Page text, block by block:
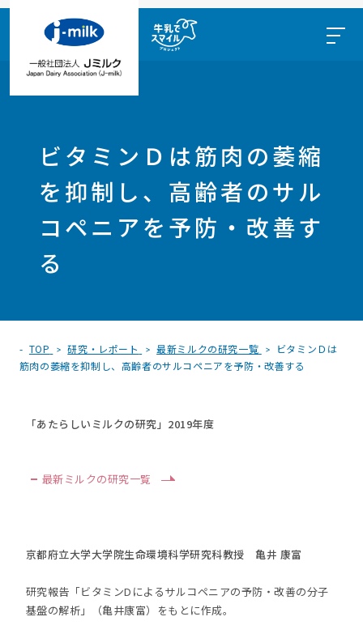
ビタミンＤは筋肉の萎縮
を抑制し、高齢者のサル
コペニアを予防・改善す
る
TOP 研究・レポート 最新ミルクの研究一覧
ビタミンＤは
筋肉の萎縮を抑制し、高齢者のサルコペニアを予防・改善する
「あたらしいミルクの研究」2019年度
最新ミルクの研究一覧
京都府立大学大学院生命環境科学研究科教授 亀井 康富
研究報告「ビタミンDによるサルコペニアの予防・改善の分子
基盤の解析」（亀井康富）をもとに作成。